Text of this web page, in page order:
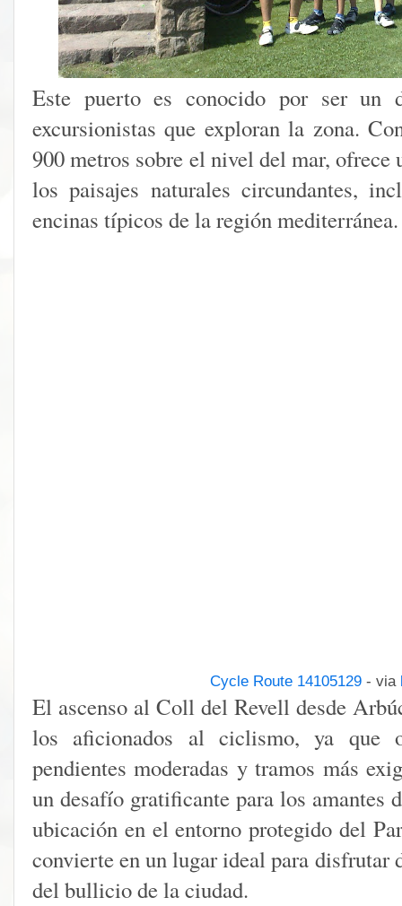
Este puerto es conocido por ser un
excursionistas que exploran la zona.
900 metros sobre el nivel del mar, ofrece
los paisajes naturales circundantes,
encinas típicos de la región mediterránea.
Cycle Route 14105129- via
El ascenso al Coll del Revell desde
los aficionados al ciclismo, ya que
pendientes moderadas y tramos más
un desafío gratificante para los amantes
ubicación en el entorno protegido del
convierte en un lugar ideal para disfrutar
del bullicio de la ciudad.